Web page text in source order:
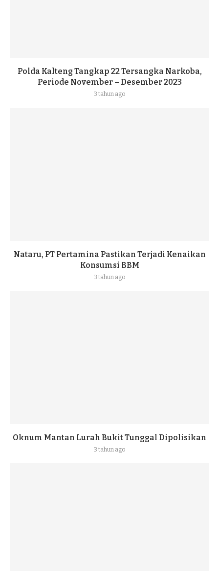
Polda Kalteng Tangkap 22 Tersangka Narkoba,
Periode November – Desember 2023
3 tahun ago
Nataru, PT Pertamina Pastikan Terjadi Kenaikan
Konsumsi BBM
3 tahun ago
Oknum Mantan Lurah Bukit Tunggal Dipolisikan
3 tahun ago